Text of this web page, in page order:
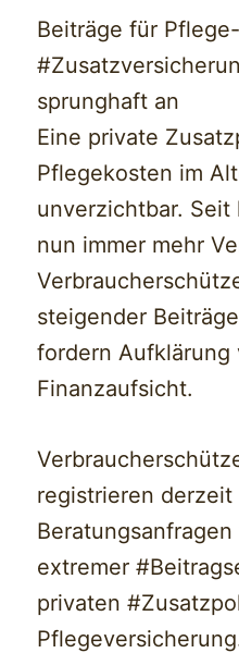
Beiträge für Pflege-
sprunghaft an
Eine private
Pflegekosten im
unverzichtbar. Seit
nun immer mehr
steigender
fordern Aufklärung
Finanzaufsicht.
registrieren derzeit
extremer
privaten